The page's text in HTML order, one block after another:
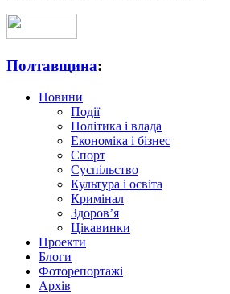
Полтавщина:
Новини
Події
Політика і влада
Економіка і бізнес
Спорт
Суспільство
Культура і освіта
Кримінал
Здоров’я
Цікавинки
Проекти
Блоги
Фоторепортажі
Архів